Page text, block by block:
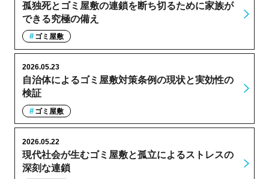
孤独死とゴミ屋敷の連鎖を断ち切るために家族が
できる究極の備え
ゴミ屋敷
自治体によるゴミ屋敷対策条例の現状と実効性の
検証
2026.05.23
ゴミ屋敷
現代社会が生むゴミ屋敷と孤立によるストレスの
深刻な連鎖
2026.05.22